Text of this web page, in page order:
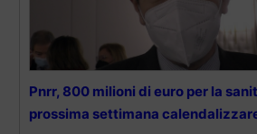
Pnrr, 800 milioni di euro per la
prossima settimana